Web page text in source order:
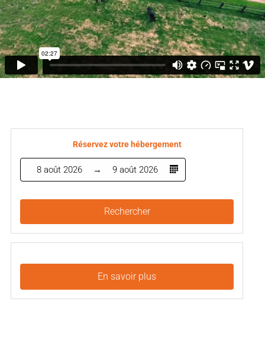
Réservez votre hébergement
8 août 2026 9 août 2026
Rechercher
En savoir plus